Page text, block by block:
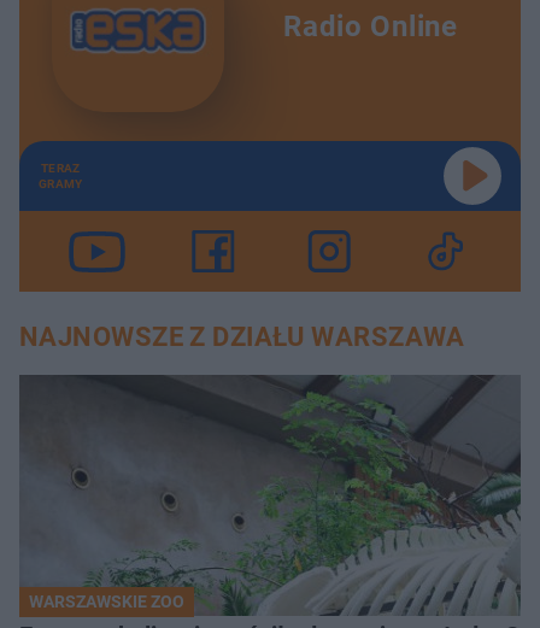
Radio Online
TERAZ
GRAMY
NAJNOWSZE Z DZIAŁU WARSZAWA
WARSZAWSKIE ZOO